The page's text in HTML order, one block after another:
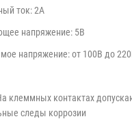
ток: 2А
напряжение: 5В
напряжение: от 100В до
клеммных контактах
следы коррозии